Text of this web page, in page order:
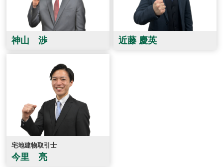
神山 渉 近藤 慶英
宅地建物取引士
今里 亮